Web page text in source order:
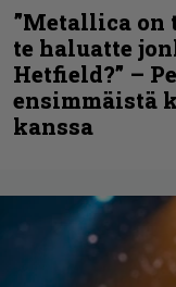
”Metallica on
te haluatte
Hetfield?” –
ensimmäistä
kanssa